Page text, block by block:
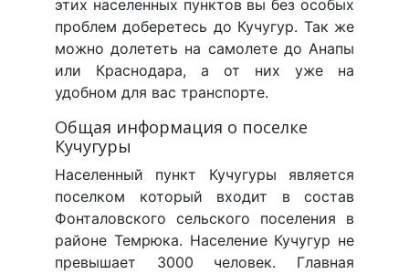
этих населенных пунктов вы без особых
проблем доберетесь до Кучугур. Так же
можно долететь на самолете до Анапы
или Краснодара, а от них уже на
удобном для вас транспорте.
Общая информация о поселке
Кучугуры
Населенный пункт Кучугуры является
поселком который входит в состав
Фонталовского сельского поселения в
районе Темрюка. Население Кучугур не
превышает 3000 человек. Главная